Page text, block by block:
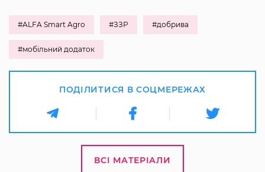
#ALFA Smart Agro #ЗЗР #добрива
#мобільний додаток
ПОДІЛИТИСЯ В СОЦМЕРЕЖАХ
ВСІ МАТЕРІАЛИ